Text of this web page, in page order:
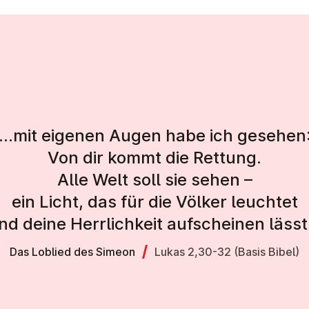
eigenen Augen habe ich
Von dir kommt die Rettung.
Alle Welt soll sie sehen –
ein Licht, das für die Völker leuchtet
deine Herrlichkeit aufscheinen
Das Loblied des Simeon Lukas 2,30-32 (Basis Bibel)